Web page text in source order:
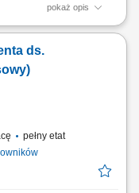
pokaż opis
metalowych przy
Realizacja innych
w zależności od
ds.
pełny etat